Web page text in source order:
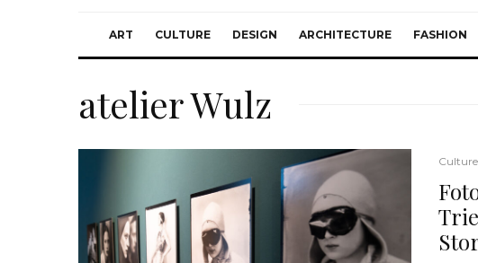
ART CULTURE DESIGN ARCHITECTURE FASHION
atelier Wulz
Culture